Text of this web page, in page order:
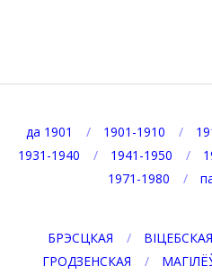
да 1901 1901-1910
1931-1940
1941-1950
1971-1980
БРЭСЦКАЯ ВІЦЕБСКАЯ
ГРОДЗЕНСКАЯ